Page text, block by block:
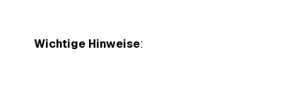
Wichtige Hinweise: